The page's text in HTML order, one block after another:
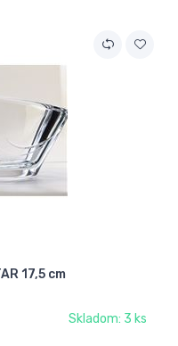
17,5 cm
Skladom: 3 ks